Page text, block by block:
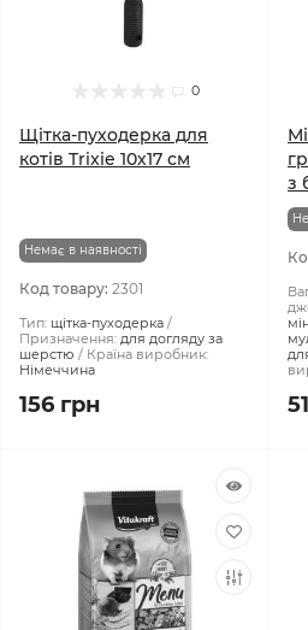
0
Щітка-пуходерка для
котів Trixie 10х17 см
Немає в наявності
Код товару: 2301
Тип: щітка-пуходерка
Призначення: для догляду за
шерстю
Країна виробник:
Німеччина
156 грн
з